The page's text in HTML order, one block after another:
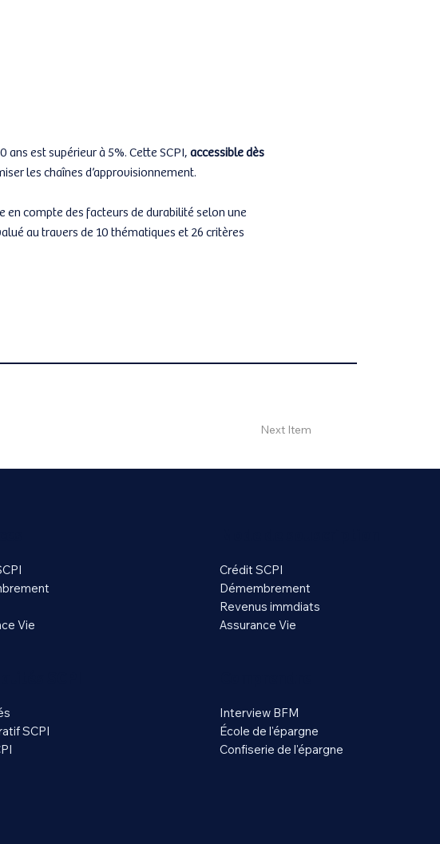
est supérieur à 5%. Cette SCPI,accessible dès
les chaînes d’approvisionnement.
en compte des facteurs de durabilité selon une
au travers de 10 thématiques et 26 critères
Next Item
Vie
SCPI
Crédit SCPI
Démembrement
Revenus immdiats
Assurance Vie
Interview BFM
École de l'épargne
Confiserie de l'épargne